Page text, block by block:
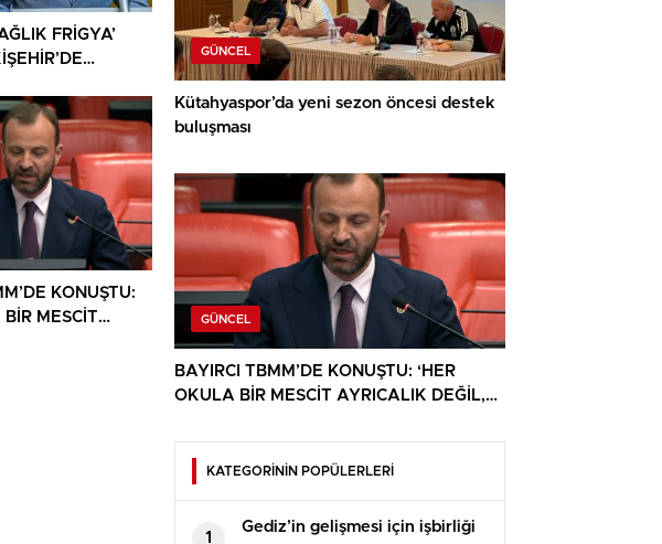
FRİGYA’
KONUŞTU:
BİR MESCİT
GÜNCEL
Kütahyaspor’da yeni sezon öncesi destek
buluşması
GÜNCEL
BAYIRCI TBMM’DE KONUŞTU: ‘HER
OKULA BİR MESCİT AYRICALIK DEĞİL,
KATEGORİNİN POPÜLERLERİ
1
Gediz’in gelişmesi için işbirliği